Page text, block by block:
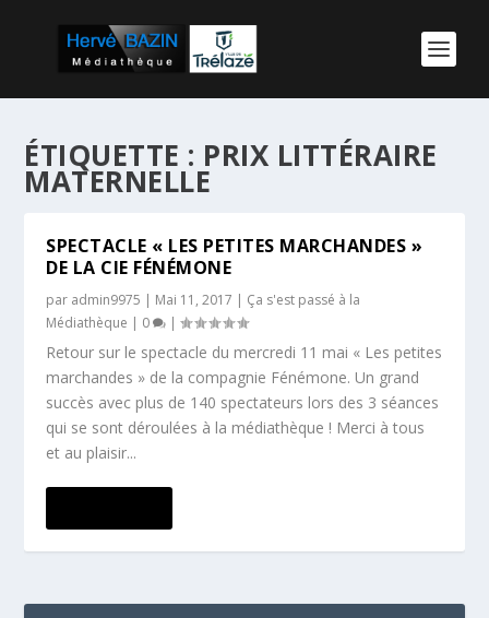
ÉTIQUETTE : PRIX LITTÉRAIRE
MATERNELLE
SPECTACLE « LES PETITES MARCHANDES »
DE LA CIE FÉNÉMONE
par admin9975 | Mai 11, 2017 | Ça s'est passé à la
Médiathèque | 0 |
Retour sur le spectacle du mercredi 11 mai « Les petites
marchandes » de la compagnie Fénémone. Un grand
succès avec plus de 140 spectateurs lors des 3 séances
qui se sont déroulées à la médiathèque ! Merci à tous
et au plaisir...